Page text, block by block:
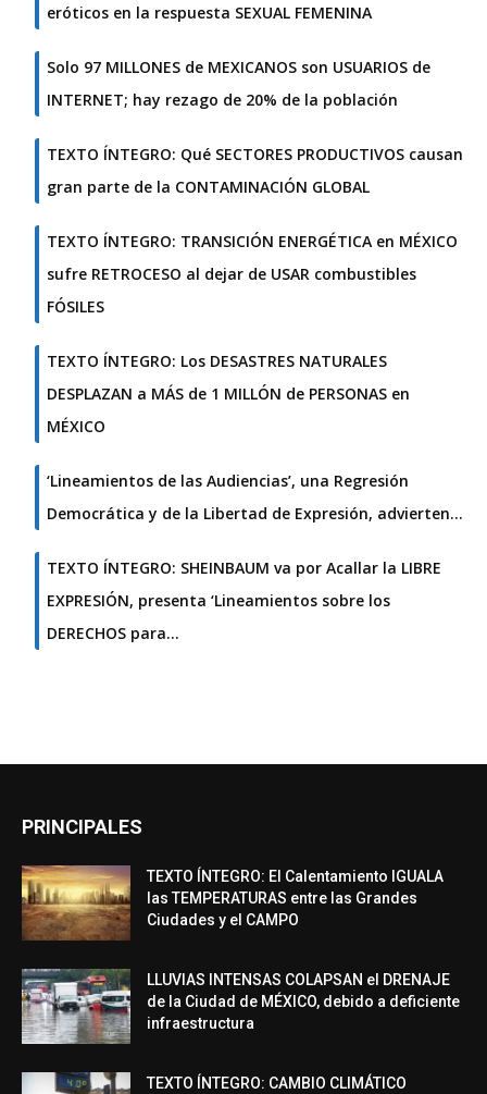
eróticos en la respuesta SEXUAL FEMENINA
Solo 97 MILLONES de MEXICANOS son USUARIOS de
INTERNET; hay rezago de 20% de la población
TEXTO ÍNTEGRO: Qué SECTORES PRODUCTIVOS causan
gran parte de la CONTAMINACIÓN GLOBAL
TEXTO ÍNTEGRO: TRANSICIÓN ENERGÉTICA en MÉXICO
sufre RETROCESO al dejar de USAR combustibles
FÓSILES
TEXTO ÍNTEGRO: Los DESASTRES NATURALES
DESPLAZAN a MÁS de 1 MILLÓN de PERSONAS en
MÉXICO
‘Lineamientos de las Audiencias’, una Regresión
Democrática y de la Libertad de Expresión, advierten…
TEXTO ÍNTEGRO: SHEINBAUM va por Acallar la LIBRE
EXPRESIÓN, presenta ‘Lineamientos sobre los
DERECHOS para…
PRINCIPALES
TEXTO ÍNTEGRO: El Calentamiento IGUALA
las TEMPERATURAS entre las Grandes
Ciudades y el CAMPO
LLUVIAS INTENSAS COLAPSAN el DRENAJE
de la Ciudad de MÉXICO, debido a deficiente
infraestructura
TEXTO ÍNTEGRO: CAMBIO CLIMÁTICO